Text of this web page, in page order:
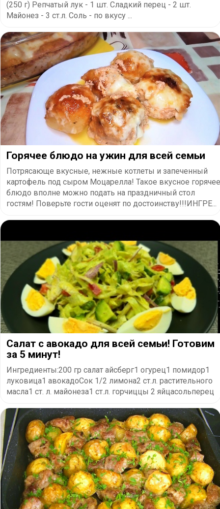
(250 г) Репчатый лук - 1 шт. Сладкий перец - 2 шт.
Майонез - 3 ст.л. Соль - по вкусу ...
Горячее блюдо на ужин для всей семьи
Потрясающе вкусные, нежные котлеты и запеченный
картофель под сыром Моцарелла! Такое вкусное горячее
блюдо вполне можно подать на праздничный стол
гостям! Поверьте гости оценят по достоинству!!!ИНГРЕ...
Салат с авокадо для всей семьи! Готовим
за 5 минут!
Ингредиенты:200 гр салат айсберг1 огурец1 помидор1
луковица1 авокадоСок 1/2 лимона2 ст.л. растительного
масла1 ст. л. майонеза1 ст.л. горчиццы 2 яйцасольперец